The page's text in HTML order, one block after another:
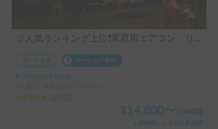
🥇人気ランキング上位❗️家庭用エアコン、リチウムバッテリー、キッチン設備有り！事前見学ok!フル装備のキャンピングカー‼️
カーシェア カーシェア保険
5.00
35
¥ 14,800〜 /24時間
＋保険料・システム利用料